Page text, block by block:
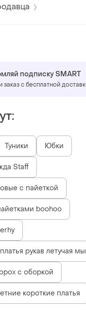
подписку SMART
заказ с бесплатной
Туники Юбки
Staff
с пайеткой
boohoo
рукав летучая
с оборкой
короткие платья